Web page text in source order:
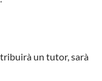
un tutor, sarà